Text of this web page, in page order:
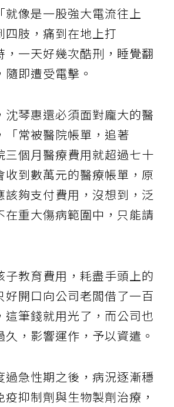
就像是一股強大電流往上
四肢，痛到在地上打
，一天好幾次酷刑，睡覺翻
即遭受電擊。
沈琴惠還必須面對龐大的醫
「常被醫院帳單，追著
三個月醫療費用就超過七十
收到數萬元的醫療帳單，原
該夠支付費用，沒想到，泛
在重大傷病範圍中，只能請
子教育費用，耗盡手頭上的
好開口向公司老闆借了一百
這筆錢就用光了，而公司也
，影響運作，予以資遣。
過急性期之後，病況逐漸穩
抑制劑與生物製劑治療，